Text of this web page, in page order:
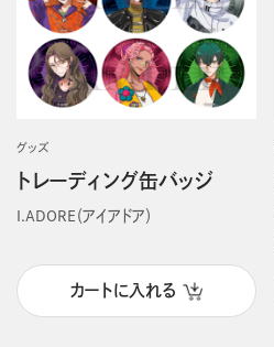
グッズ
トレーディング缶バッジ
I.ADORE（アイアドア）
カートに入れる